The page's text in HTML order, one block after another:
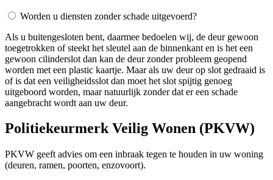
Worden u diensten zonder schade uitgevoerd?
Als u buitengesloten bent, daarmee bedoelen wij, de deur gewoon
toegetrokken of steekt het sleutel aan de binnenkant en is het een
gewoon cilinderslot dan kan de deur zonder probleem geopend
worden met een plastic kaartje. Maar als uw deur op slot gedraaid is
of is dat een veiligheidsslot dan moet het slot spijtig genoeg
uitgeboord worden, maar natuurlijk zonder dat er een schade
aangebracht wordt aan uw deur.
Politiekeurmerk Veilig Wonen (PKVW)
PKVW geeft advies om een inbraak tegen te houden in uw woning
(deuren, ramen, poorten, enzovoort).